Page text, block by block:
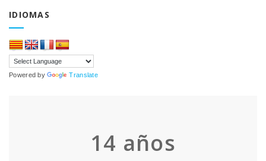
IDIOMAS
Powered by Translate
14 años